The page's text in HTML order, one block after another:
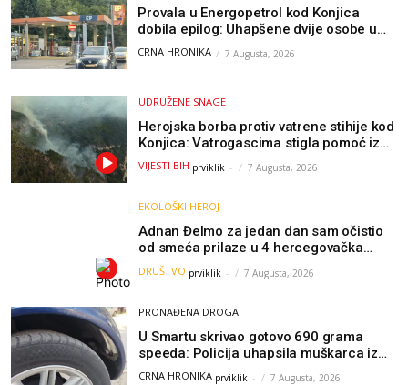
Provala u Energopetrol kod Konjica
dobila epilog: Uhapšene dvije osobe u
Čapljini i Jablanici
CRNA HRONIKA 7 Augusta, 2026
UDRUŽENE SNAGE
Herojska borba protiv vatrene stihije kod
Konjica: Vatrogascima stigla pomoć iz
Sarajeva, helikopteri i Air Tractori
udružili snage
VIJESTI BIH prviklik - 7 Augusta, 2026
EKOLOŠKI HEROJ
Adnan Đelmo za jedan dan sam očistio
od smeća prilaze u 4 hercegovačka
grada: “Danas nisam čistio samo smeće,
čistio sam sliku o nama”
DRUŠTVO prviklik - 7 Augusta, 2026
PRONAĐENA DROGA
U Smartu skrivao gotovo 690 grama
speeda: Policija uhapsila muškarca iz
Hercegovine
CRNA HRONIKA prviklik - 7 Augusta, 2026